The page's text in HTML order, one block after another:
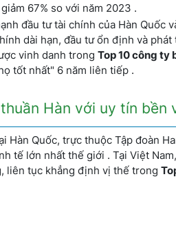
giảm 67% so với năm 2023 .
đầu tư tài chính của Hàn Quốc
dài hạn, đầu tư ổn định và
vinh danh trong Top 10 công ty
tốt nhất" 6 năm liên tiếp .
Hàn với uy tín bền
Hàn Quốc, trực thuộc Tập đoàn
tế lớn nhất thế giới . Tại Việt
liên tục khẳng định vị thế trong